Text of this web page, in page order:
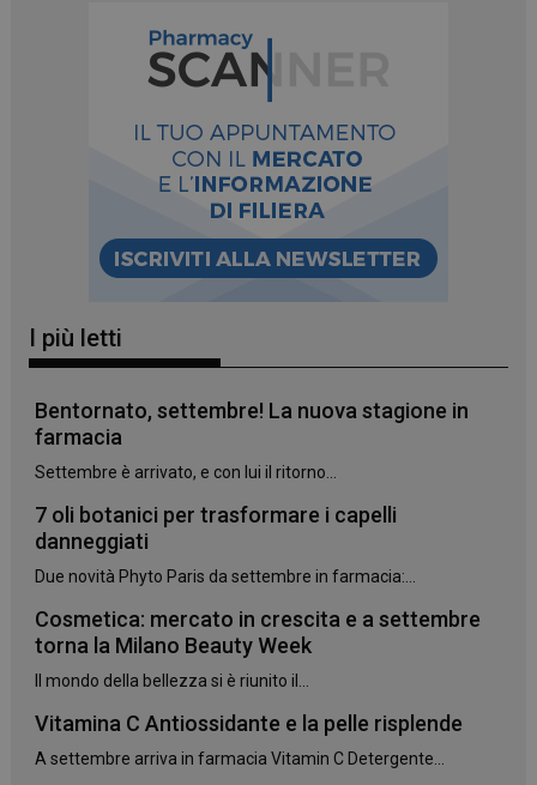
I più letti
Bentornato, settembre! La nuova stagione in
farmacia
Settembre è arrivato, e con lui il ritorno...
7 oli botanici per trasformare i capelli
danneggiati
Due novità Phyto Paris da settembre in farmacia:...
Cosmetica: mercato in crescita e a settembre
torna la Milano Beauty Week
Il mondo della bellezza si è riunito il...
Vitamina C Antiossidante e la pelle risplende
A settembre arriva in farmacia Vitamin C Detergente...
.panoramacosmetico.it
_ga_YJ0035S3E9 .panoramacosmetico.it